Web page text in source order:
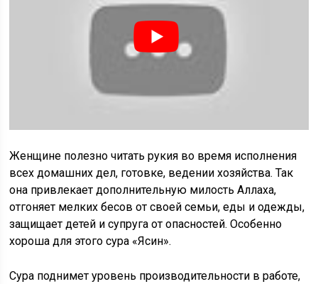
Женщине полезно читать рукия во время исполнения
всех домашних дел, готовке, ведении хозяйства. Так
она привлекает дополнительную милость Аллаха,
отгоняет мелких бесов от своей семьи, еды и одежды,
защищает детей и супруга от опасностей. Особенно
хороша для этого сура «Ясин».
Сура поднимет уровень производительности в работе,